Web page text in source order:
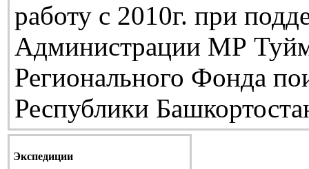
работу с 2010г. при
Администрации МР
Регионального Фонда
Республики
Экспедиции